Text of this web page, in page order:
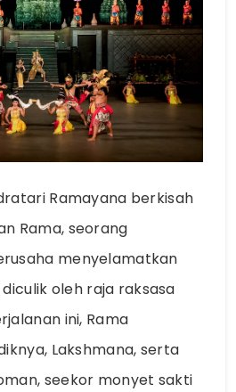
Ramayana berkisah
Rama, seorang
menyelamatkan
oleh raja raksasa
ini, Rama
Lakshmana, serta
seekor monyet sakti